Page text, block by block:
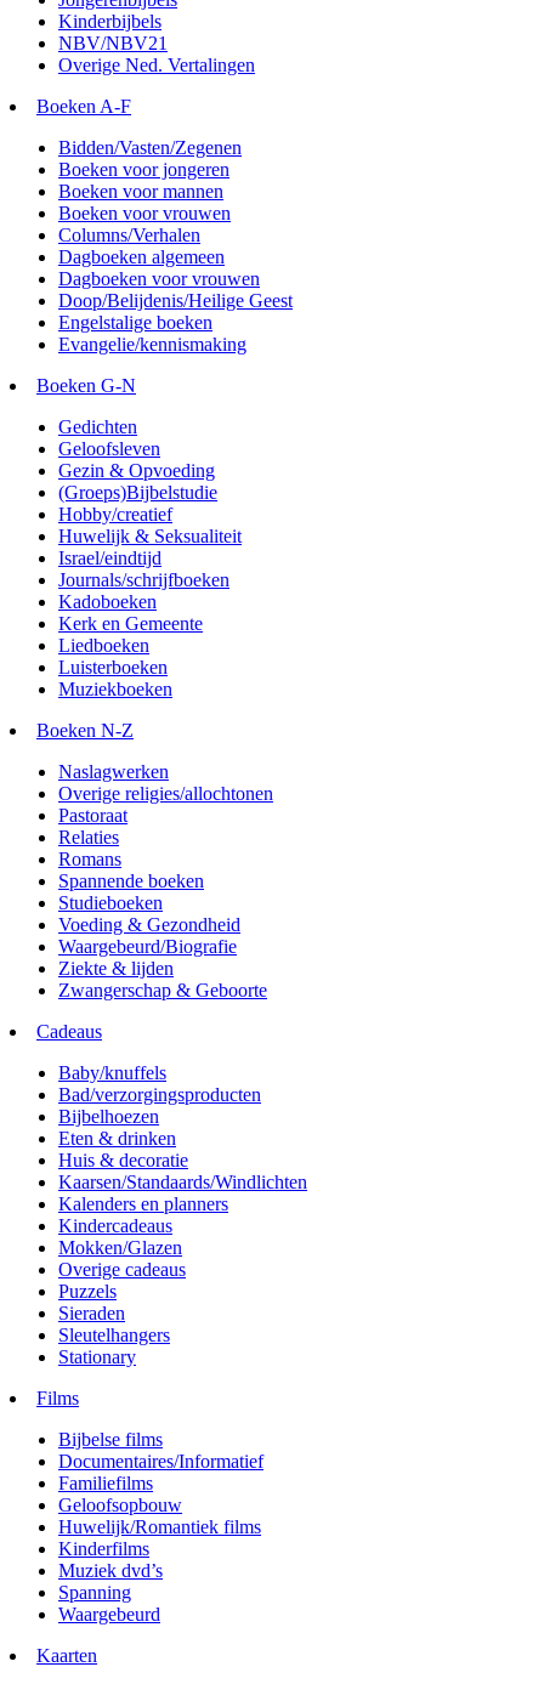
Kinderbijbels
NBV/NBV21
Overige Ned. Vertalingen
Boeken A-F
Bidden/Vasten/Zegenen
Boeken voor jongeren
Boeken voor mannen
Boeken voor vrouwen
Columns/Verhalen
Dagboeken algemeen
Dagboeken voor vrouwen
Doop/Belijdenis/Heilige Geest
Engelstalige boeken
Evangelie/kennismaking
Boeken G-N
Gedichten
Geloofsleven
Gezin & Opvoeding
(Groeps)Bijbelstudie
Hobby/creatief
Huwelijk & Seksualiteit
Israel/eindtijd
Journals/schrijfboeken
Kadoboeken
Kerk en Gemeente
Liedboeken
Luisterboeken
Muziekboeken
Boeken N-Z
Naslagwerken
Overige religies/allochtonen
Pastoraat
Relaties
Romans
Spannende boeken
Studieboeken
Voeding & Gezondheid
Waargebeurd/Biografie
Ziekte & lijden
Zwangerschap & Geboorte
Cadeaus
Baby/knuffels
Bad/verzorgingsproducten
Bijbelhoezen
Eten & drinken
Huis & decoratie
Kaarsen/Standaards/Windlichten
Kalenders en planners
Kindercadeaus
Mokken/Glazen
Overige cadeaus
Puzzels
Sieraden
Sleutelhangers
Stationary
Films
Bijbelse films
Documentaires/Informatief
Familiefilms
Geloofsopbouw
Huwelijk/Romantiek films
Kinderfilms
Muziek dvd’s
Spanning
Waargebeurd
Kaarten